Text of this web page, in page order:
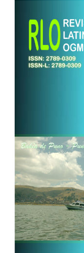
lateral
del
artículo